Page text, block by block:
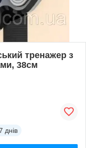
тренажер з
38см
днів